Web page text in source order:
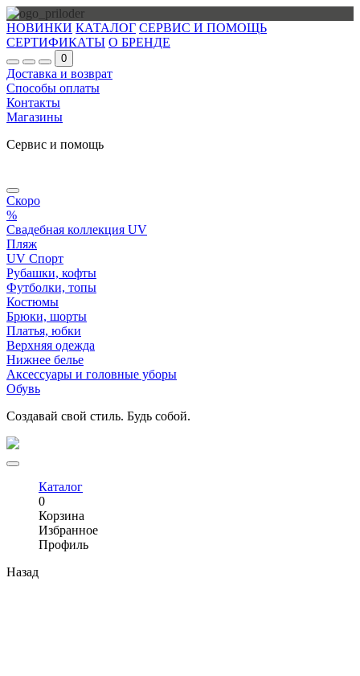
НОВИНКИ КАТАЛОГ СЕРВИС И ПОМОЩЬ
СЕРТИФИКАТЫ О БРЕНДЕ
0
Доставка и возврат
Способы оплаты
Контакты
Магазины
Сервис и помощь
Скоро
%
Свадебная коллекция UV
Пляж
UV Спорт
Рубашки, кофты
Футболки, топы
Костюмы
Брюки, шорты
Платья, юбки
Верхняя одежда
Нижнее белье
Аксессуары и головные уборы
Обувь
Создавай свой стиль. Будь собой.
Каталог
0
Корзина
Избранное
Профиль
Назад